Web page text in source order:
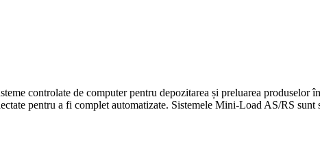
controlate de computer pentru depozitarea și preluarea produselor
pentru a fi complet automatizate. Sistemele Mini-Load AS/RS